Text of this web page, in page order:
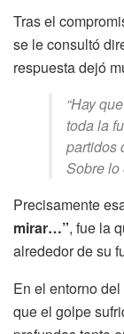
Tras el
se le consultó
respuesta dejó
“Hay
toda la
partidos
Sobre lo
Precisamente
mirar…”, fue la
alrededor de su
En el entorno del
que el golpe